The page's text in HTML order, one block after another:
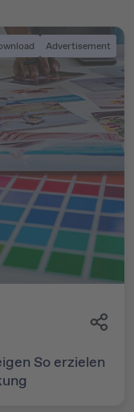
Advertisement
So erzielen